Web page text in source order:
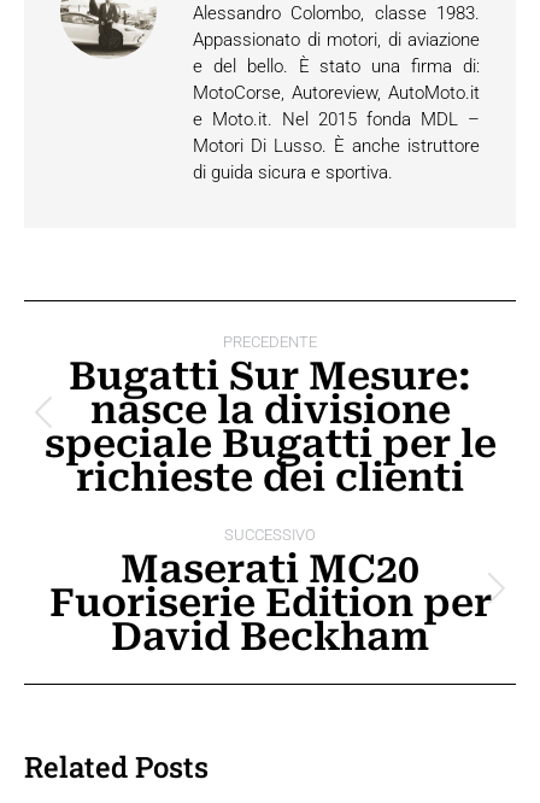
Alessandro Colombo, classe 1983.
Appassionato di motori, di aviazione
e del bello. È stato una firma di:
MotoCorse, Autoreview, AutoMoto.it
e Moto.it. Nel 2015 fonda MDL –
Motori Di Lusso. È anche istruttore
di guida sicura e sportiva.
post
PRECEDENTE
Post
precedente:
Bugatti Sur Mesure:
nasce la divisione
speciale Bugatti per le
richieste dei clienti
SUCCESSIVO
Prossimo
post:
Maserati MC20
Fuoriserie Edition per
David Beckham
Related Posts